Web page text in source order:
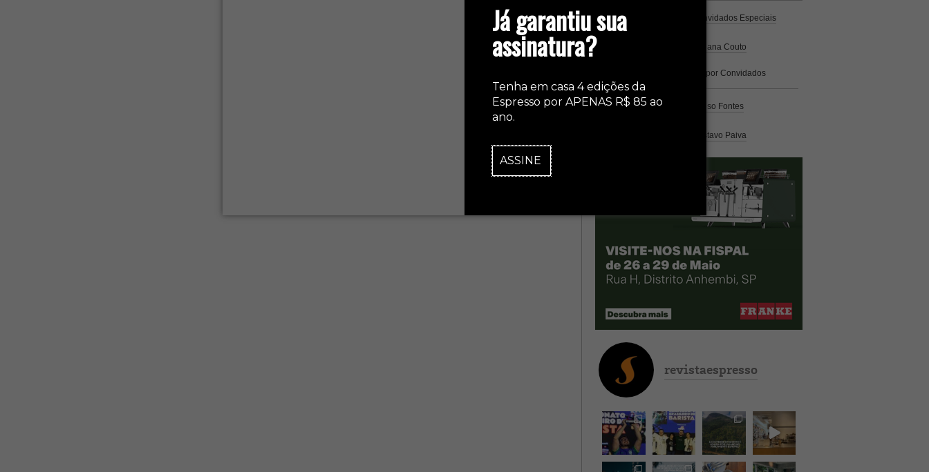
Já garantiu sua
assinatura?
Tenha em casa 4 edições da
Espresso por APENAS R$ 85 ao
ano.
ASSINE
Coluna Café por Convidados Especiais
por Cristiana Couto
por Convidados
Especiais
Análisepor Caio Alonso Fontes
por Gustavo Paiva
revistaespresso